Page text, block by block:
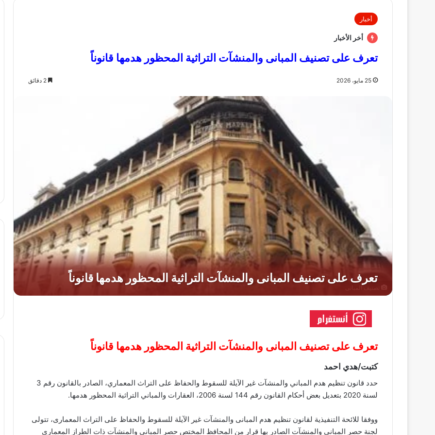
أخبار
أخر الأخبار
تعرف على تصنيف المبانى والمنشآت التراثية المحظور هدمها قانوناً
25 مايو، 2026
تصنيف المبانى
تعرف على تصنيف المبانى والمنشآت التراثية المحظور هدمها قانوناً
كتبت/هدي احمد
حدد قانون تنظيم هدم المباني والمنشآت غير الآيلة للسقوط والحفاظ على التراث المعماري، الصادر بالقانون رقم 3
لسنة 2020 بتعديل بعض أحكام القانون رقم 144 لسنة 2006، العقارات والمباني التراثية المحظور هدمها.
ووفقا للائحة التنفيذية لقانون تنظيم هدم المبانى والمنشآت غير الآيلة للسقوط والحفاظ على التراث المعمارى، تتولى
لجنة حصر المبانى والمنشآت الصادر بها قرار من المحافظ المختص حصر المبانى والمنشآت ذات الطراز المعمارى